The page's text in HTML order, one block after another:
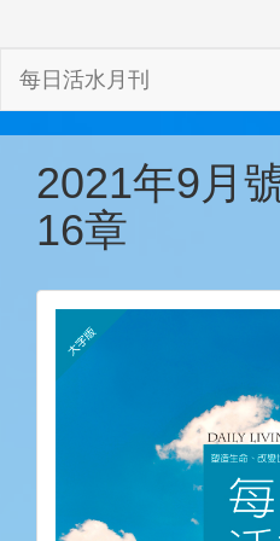
每日活水月刊
2021年9月
16章